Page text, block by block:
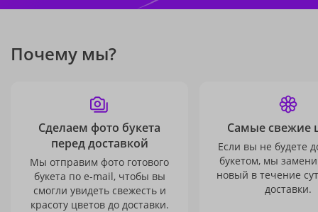
Почему мы?
Сделаем фото букета
перед доставкой
Мы отправим фото готового
букета по e-mail, чтобы вы
смогли увидеть свежесть и
красоту цветов до доставки.
Самые свежие
Если вы не будете
букетом, мы
новый в течение
доставки.